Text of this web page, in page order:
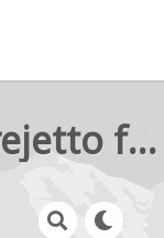
rejetto forum